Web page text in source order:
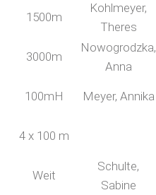
1500m
Kohlmeyer,
Theres
3000m
Nowogrodzka,
Anna
100mH Meyer, Annika
4 x 100 m
Weit
Schulte,
Sabine